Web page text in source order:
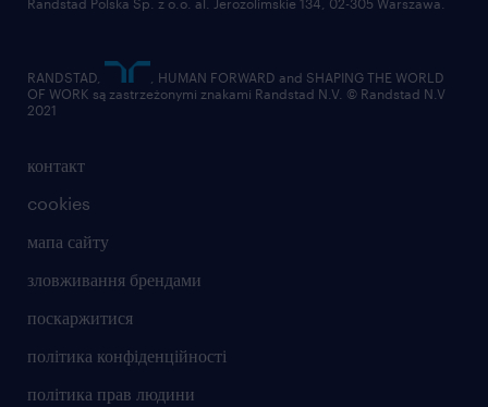
контакт
cookies
мапа сайту
зловживання брендами
поскаржитися
політика конфіденційності
політика прав людини
Randstad Polska Sp. z o.o. al. Jerozolimskie 134, 02-305 Warszawa.
RANDSTAD,
, HUMAN FORWARD and SHAPING THE WORLD
OF WORK są zastrzeżonymi znakami Randstad N.V. © Randstad N.V
2021